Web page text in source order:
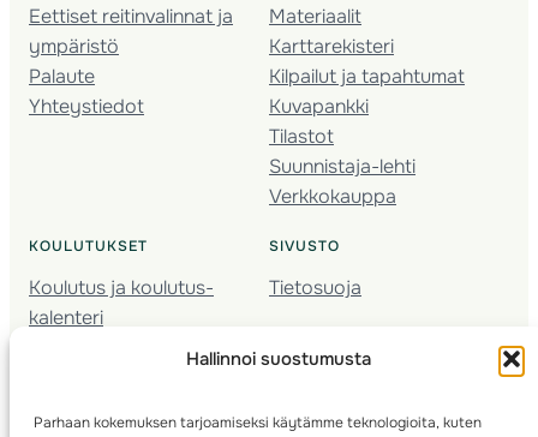
Hallinnoi suostumusta
Parhaan kokemuksen tarjoamiseksi käytämme teknologioita, kuten
Eettiset reitinvalinnat ja
ympäristö
Palaute
Yhteystiedot
Materiaalit
Karttarekisteri
Kilpailut ja tapahtumat
Kuvapankki
Tilastot
Suunnistaja-lehti
Verkkokauppa
KOULUTUKSET
Koulutus ja koulutus­
kalenteri
Nuorison koulutukset
SIVUSTO
Tietosuoja